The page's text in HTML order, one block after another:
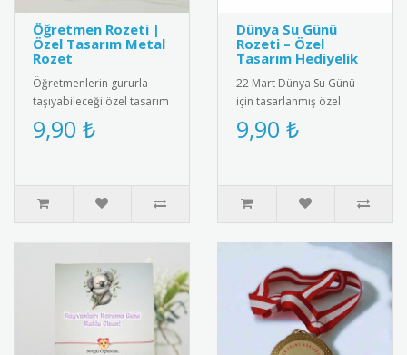
Öğretmen Rozeti |
Özel Tasarım Metal
Rozet
Öğretmenlerin gururla
taşıyabileceği özel tasarım
metal rozet. Yüksek kaliteli
metal malzemeden üret..
9,90 ₺
Dünya Su Günü
Rozeti – Özel
Tasarım Hediyelik
22 Mart Dünya Su Günü
için tasarlanmış özel
rozetler. Mavi tonlu su
damlası ve dünya ikonu ile
9,90 ₺